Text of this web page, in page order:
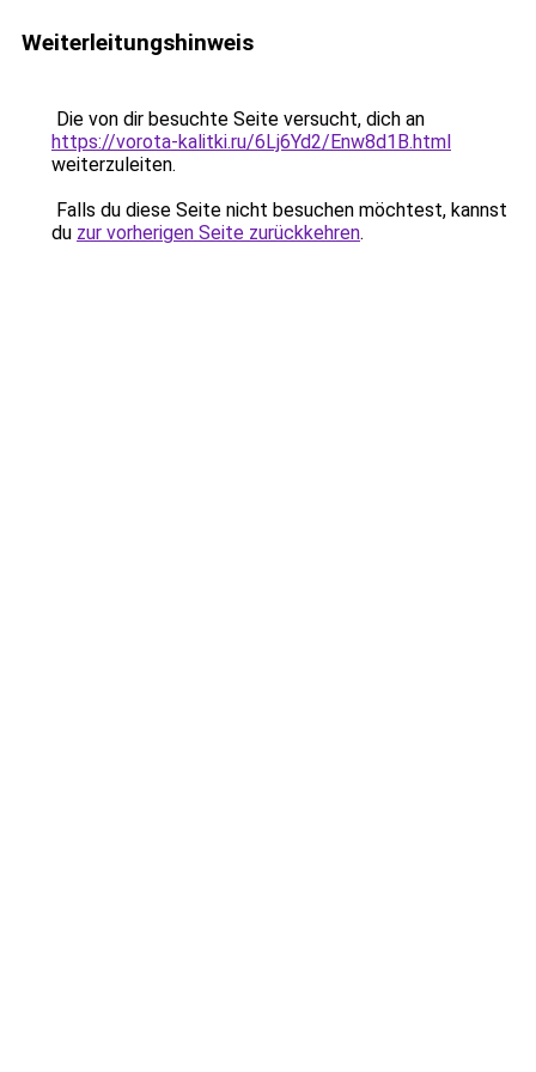
Weiterleitungshinweis
Die von dir besuchte Seite versucht, dich an
https://vorota-kalitki.ru/6Lj6Yd2/Enw8d1B.html
weiterzuleiten.
Falls du diese Seite nicht besuchen möchtest, kannst
du zur vorherigen Seite zurückkehren.